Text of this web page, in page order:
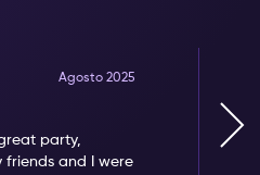
Agosto 2025
party,
friends and I were